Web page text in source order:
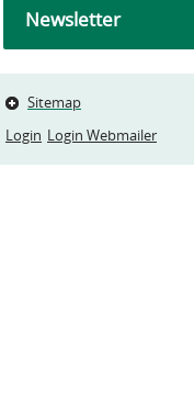
Newsletter
Sitemap
Login Login Webmailer